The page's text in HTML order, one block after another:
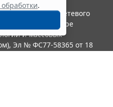
.
в качестве сетевого
по надзору в сфере
и массовых
Эл № ФС77-58365 от 18